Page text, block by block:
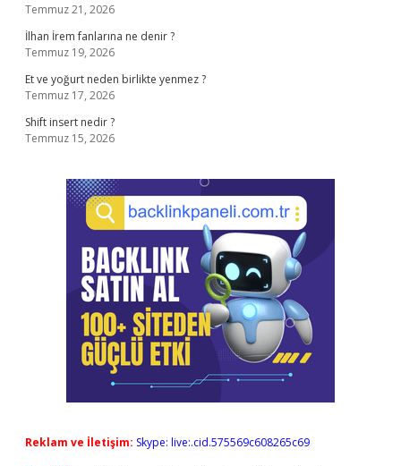
Temmuz 21, 2026
İlhan İrem fanlarına ne denir ?
Temmuz 19, 2026
Et ve yoğurt neden birlikte yenmez ?
Temmuz 17, 2026
Shift insert nedir ?
Temmuz 15, 2026
Reklam ve İletişim: Skype: live:.cid.575569c608265c69